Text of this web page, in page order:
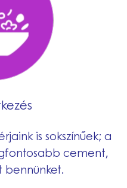
is sokszínűek; a
cement,
bennünket.